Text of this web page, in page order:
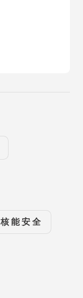
核能安全